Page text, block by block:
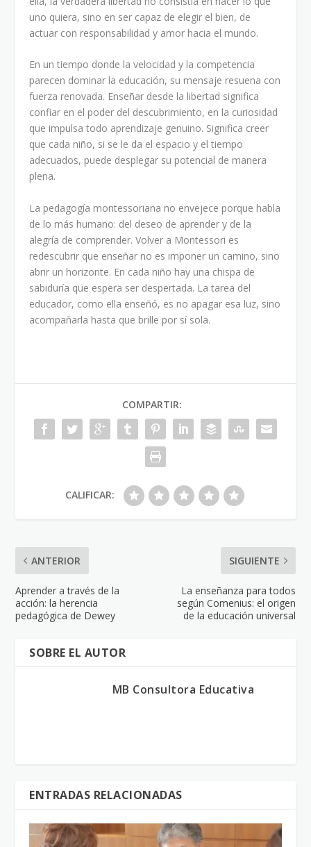
uno quiera, sino en ser capaz de elegir el bien, de
actuar con responsabilidad y amor hacia el mundo.
En un tiempo donde la velocidad y la competencia
parecen dominar la educación, su mensaje resuena con
fuerza renovada. Enseñar desde la libertad significa
confiar en el poder del descubrimiento, en la curiosidad
que impulsa todo aprendizaje genuino. Significa creer
que cada niño, si se le da el espacio y el tiempo
adecuados, puede desplegar su potencial de manera
plena.
La pedagogía montessoriana no envejece porque habla
de lo más humano: del deseo de aprender y de la
alegría de comprender. Volver a Montessori es
redescubrir que enseñar no es imponer un camino, sino
abrir un horizonte. En cada niño hay una chispa de
sabiduría que espera ser despertada. La tarea del
educador, como ella enseñó, es no apagar esa luz, sino
acompañarla hasta que brille por sí sola.
COMPARTIR:
CALIFICAR:
ANTERIOR
Aprender a través de la
acción: la herencia
pedagógica de Dewey
SIGUIENTE
La enseñanza para todos
según Comenius: el origen
de la educación universal
SOBRE EL AUTOR
MB Consultora Educativa
ENTRADAS RELACIONADAS